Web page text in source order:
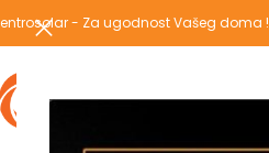
- Za ugodnost Vašeg doma !